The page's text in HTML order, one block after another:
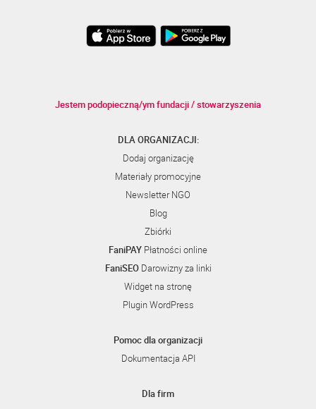
Jestem podopieczną/ym fundacji / stowarzyszenia
DLA ORGANIZACJI:
Dodaj organizację
Materiały promocyjne
Newsletter NGO
Blog
Zbiórki
FaniPAY Płatności online
FaniSEODarowizny za linki
Widget na stronę
Plugin WordPress
Pomoc dla organizacji
Dokumentacja API
Dla firm